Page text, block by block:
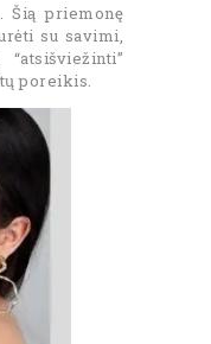
Šią priemonę
su savimi,
poreikis.